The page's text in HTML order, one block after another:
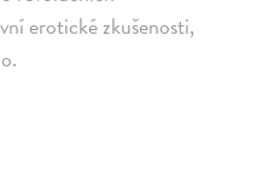
erotické zkušenosti,